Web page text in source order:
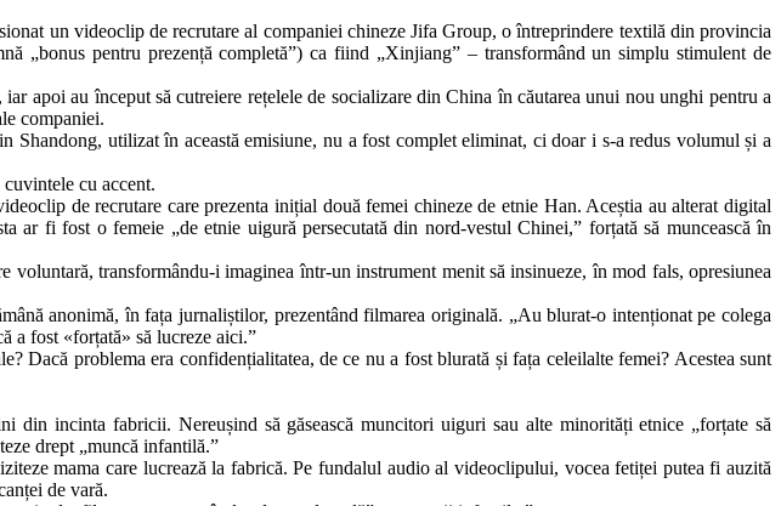
un videoclip de recrutare al companiei chineze Jifa Group, o întreprindere textilă din provincia
„bonus pentru prezență completă”) ca fiind „Xinjiang” – transformând un simplu stimulent de
apoi au început să cutreiere rețelele de socializare din China în căutarea unui nou unghi pentru a
companiei.
utilizat în această emisiune, nu a fost complet eliminat, ci doar i s-a redus volumul și a
cu accent.
de recrutare care prezenta inițial două femei chineze de etnie Han. Aceștia au alterat digital
ar fi fost o femeie „de etnie uigură persecutată din nord-vestul Chinei,” forțată să muncească în
voluntară, transformându-i imaginea într-un instrument menit să insinueze, în mod fals, opresiunea
anonimă, în fața jurnaliștilor, prezentând filmarea originală. „Au blurat-o intenționat pe colega
a fost «forțată» să lucreze aici.”
problema era confidențialitatea, de ce nu a fost blurată și fața celeilalte femei? Acestea sunt
din incinta fabricii. Nereușind să găsească muncitori uiguri sau alte minorități etnice „forțate să
drept „muncă infantilă.”
mama care lucrează la fabrică. Pe fundalul audio al videoclipului, vocea fetiței putea fi auzită
de vară.